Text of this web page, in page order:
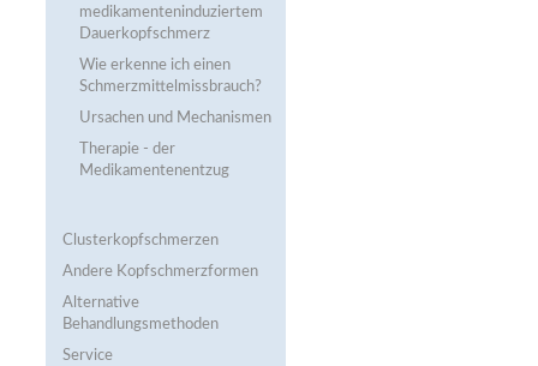
medikamenten­induziertem
Dauerkopfschmerz
Wie erkenne ich einen
Schmerzmittel­missbrauch?
Ursachen und Mechanismen
Therapie - der
Medikamentenentzug
Clusterkopfschmerzen
Andere Kopfschmerzformen
Alternative
Behandlungsmethoden
Service